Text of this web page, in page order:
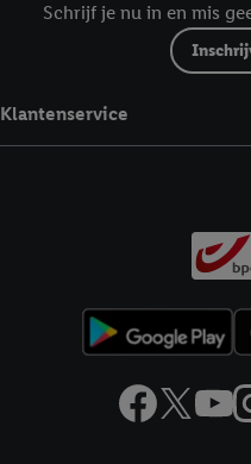
Schrijf je nu in en mis
Klantenservice